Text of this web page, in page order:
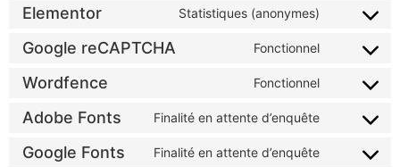
Elementor Statistiques (anonymes)
Google reCAPTCHA Fonctionnel
Wordfence Fonctionnel
Adobe Fonts Finalité en attente d’enquête
Google Fonts Finalité en attente d’enquête